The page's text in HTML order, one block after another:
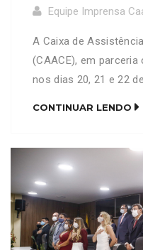
Equipe Imprensa
A Caixa de
(CAACE), em parceria
nos dias 20, 21 e 22
OAB-CE, no bairro
agendamento e […]
CONTINUAR LENDO